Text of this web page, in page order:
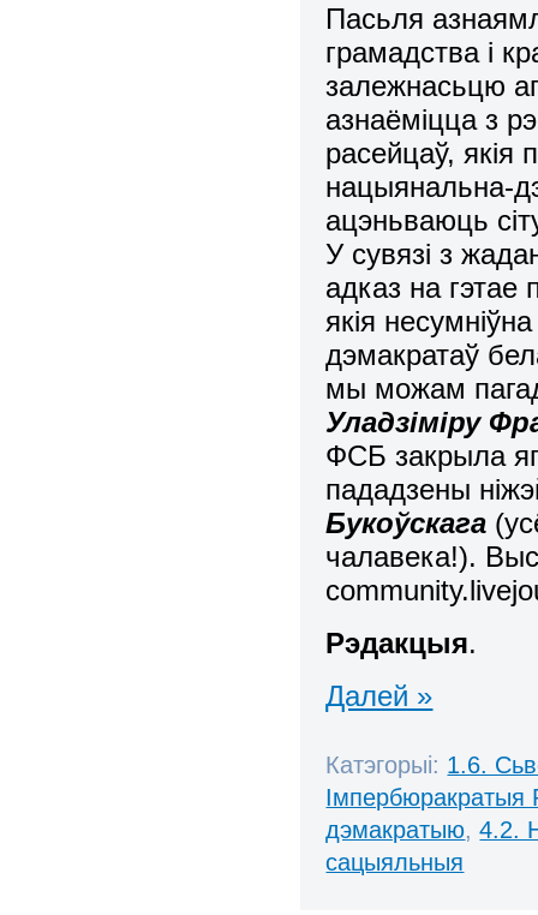
Пасьля
грамадства і
залежнасьцю
азнаёміцца з
расейцаў, якія
нацыянальна-
ацэньваюць
У сувязі з
адказ на
якія
дэмакратаў
мы можам
Уладзіміру
ФСБ закрыла
пададзены
Букоўскага
чалавека!).
Рэдакцыя.
Далей »
Катэгорыі: 1.6.
Імпербюракратыя
дэмакратыю,4.2.
сацыяльныя